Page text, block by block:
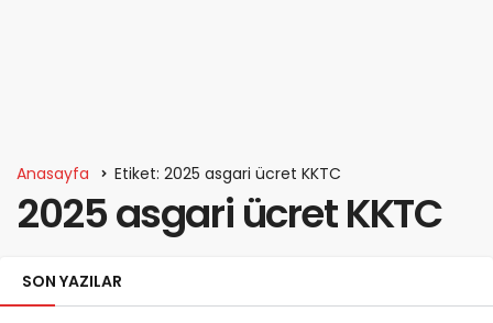
Anasayfa Etiket: 2025 asgari ücret KKTC
2025 asgari ücret KKTC
SON YAZILAR